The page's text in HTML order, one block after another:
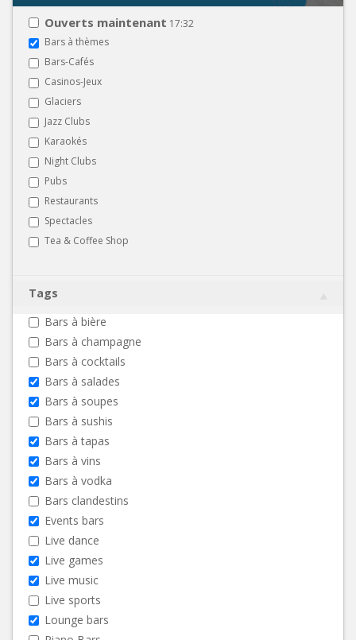
Ouverts maintenant 17:32
Bars à thèmes
Bars-Cafés
Casinos-Jeux
Glaciers
Jazz Clubs
Karaokés
Night Clubs
Pubs
Restaurants
Spectacles
Tea & Coffee Shop
Tags
Bars à bière
Bars à champagne
Bars à cocktails
Bars à salades
Bars à soupes
Bars à sushis
Bars à tapas
Bars à vins
Bars à vodka
Bars clandestins
Events bars
Live dance
Live games
Live music
Live sports
Lounge bars